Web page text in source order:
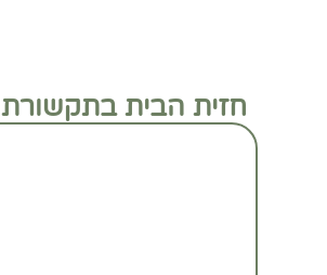
חזית הבית בתקשורת
מעבר לכתבה המלאה